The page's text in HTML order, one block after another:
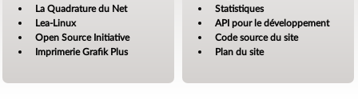
La Quadrature du Net
Lea-Linux
Open Source Initiative
Imprimerie Grafik Plus
Statistiques
API pour le développement
Code source du site
Plan du site